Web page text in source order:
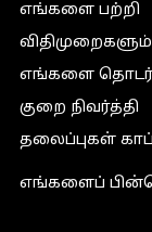
எங்களை பற்றி
எங்களை
குறை நிவர்த்தி
தலைப்புகள்
எங்களைப்